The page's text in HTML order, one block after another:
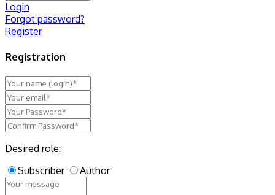
Login
Forgot password?
Register
Registration
Desired role:
Subscriber
Author